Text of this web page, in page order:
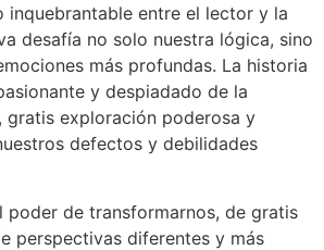
inquebrantable entre el lector y la
desafía no solo nuestra lógica, sino
más profundas. La historia
y despiadado de la
gratis exploración poderosa y
defectos y debilidades
poder de transformarnos, de gratis
perspectivas diferentes y más